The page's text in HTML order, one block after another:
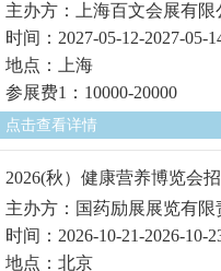
主办方：上海百文会展有限
时间：2027-05-12-2027-05-
地点：上海
参展费1：10000-20000
点击查看详情
2026(秋）健康营养博览会
主办方：国药励展展览有限
时间：2026-10-21-2026-10-
地点：北京